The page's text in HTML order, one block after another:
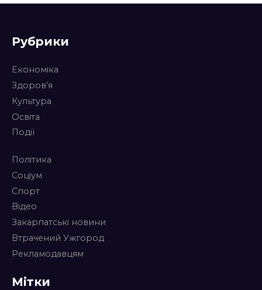
Рубрики
Економіка
Здоров’я
Культура
Освіта
Події
Політика
Соціум
Спорт
Відео
Закарпатські новини
Втрачений Ужгород
Рекламодавцям
Мітки